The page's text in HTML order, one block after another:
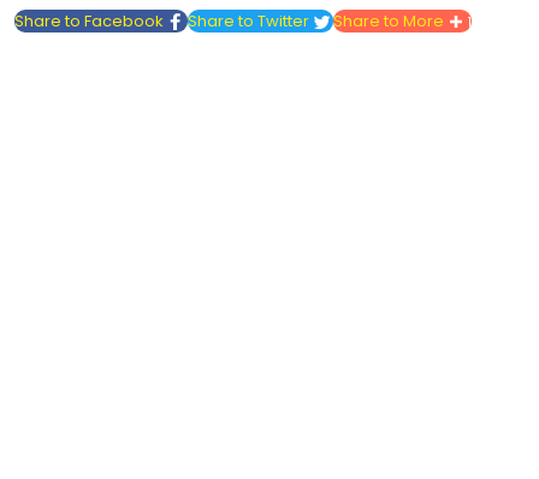
Share to Facebook
Share to Twitter Share to More 1